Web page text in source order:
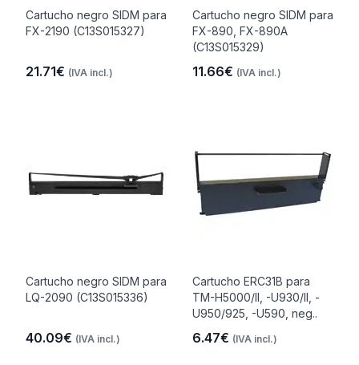
Cartucho negro SIDM para
FX-2190 (C13S015327)
21.71€ (IVA incl.)
Cartucho negro SIDM para
FX-890, FX-890A
(C13S015329)
11.66€ (IVA incl.)
Cartucho negro SIDM para
LQ-2090 (C13S015336)
40.09€ (IVA incl.)
Cartucho ERC31B para
TM-H5000/II, -U930/II, -
U950/925, -U590, neg..
6.47€ (IVA incl.)